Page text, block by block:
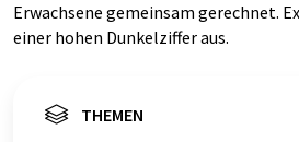
Erwachsene gemeinsam gerechnet.
einer hohen Dunkelziffer aus.
THEMEN